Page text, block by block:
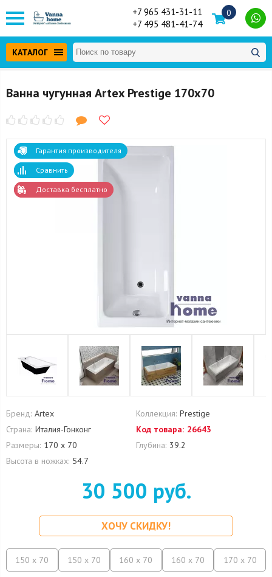
+7 965 431-31-11
+7 495 481-41-74
0
КАТАЛОГ
Ванна чугунная Artex Prestige 170x70
Гарантия производителя
Сравнить
Доставка бесплатно
Бренд: Artex Коллекция: Prestige
Страна: Италия-Гонконг Код товара: 26643
Размеры: 170 х 70 Глубина: 39.2
Высота в ножках: 54.7
30 500 руб.
ХОЧУ СКИДКУ!
150 x 70 150 x 70 160 x 70 160 x 70 170 x 70